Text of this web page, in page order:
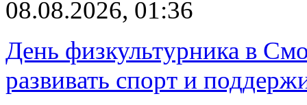
08.08.2026, 01:36
День физкультурника в
развивать спорт и